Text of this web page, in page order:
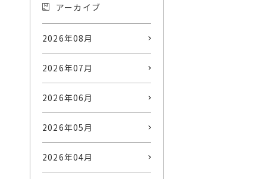
アーカイブ
2026年08月
2026年07月
2026年06月
2026年05月
2026年04月